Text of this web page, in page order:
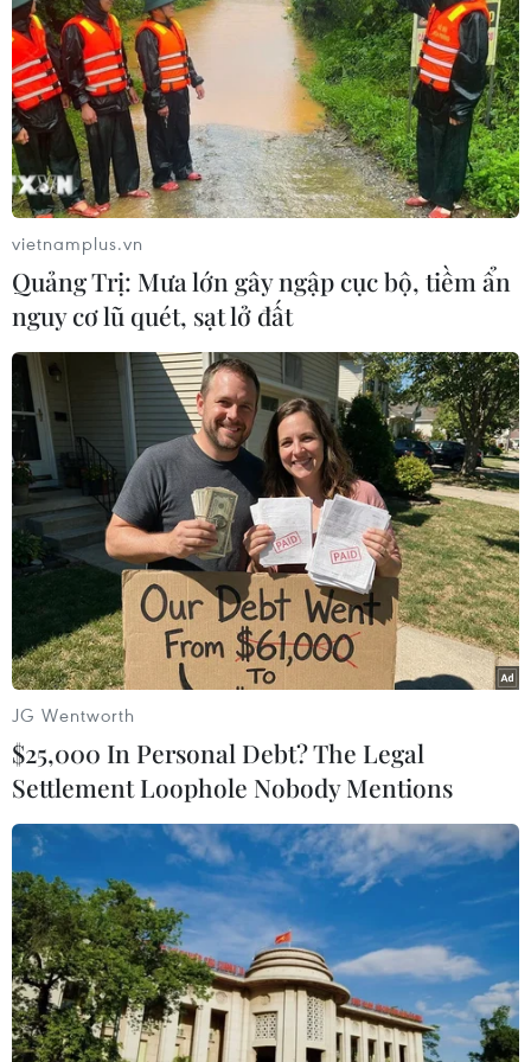
'Bộ ba' Astana lên án âm mưu gây tổn hại
chủ quyền của Syria
15/02/2019 03:20
Hội nghị thượng đỉnh Nga-Iran-Thổ Nhĩ Kỳ về giải pháp
chính trị cho Syria đã ra tuyên bố phản đối mọi âm mưu
viện cớ đấu tranh chống khủng bố hòng làm tổn hại chủ
quyền và toàn vẹn lãnh thổ của Syria.
Nhóm "Bộ ba" Astana và xung lực cho tiến
vietnamplus.vn
Quảng Trị: Mưa lớn gây ngập cục bộ, tiềm ẩn
nguy cơ lũ quét, sạt lở đất
JG Wentworth
$25,000 In Personal Debt? The Legal
Settlement Loophole Nobody Mentions